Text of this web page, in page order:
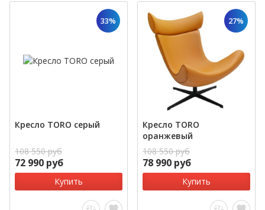
33%
Кресло TORO серый
108 550 руб
72 990 руб
Купить
27%
Кресло TORO
оранжевый
108 550 руб
78 990 руб
Купить